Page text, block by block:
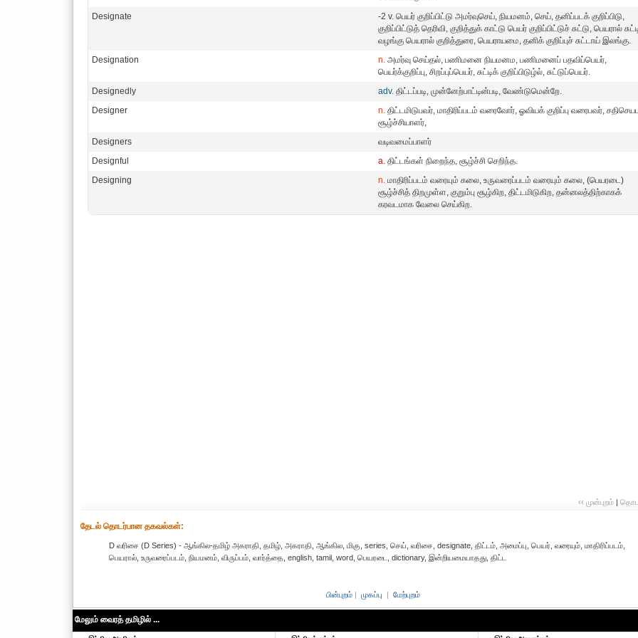
Designate
-2 v. பெயர் குறிப்பிட்டு அமர்வுசெய், நியமனம், செய், தனிப்படக் குறிப்பிடு,
குறிப்பிட்டுத் தெரிவி, குறித்துக் காட்டு பெயர் குறிப்பிட்டுச் சுட்டு, பெயரால்
வழங்கு பெயரால் குறித்துரை, பெயராயமை, தனிக் குறிப்புச் சுட்டாய் இலங்கு.
Designation
n. அமர்வு செய்தல், பணிமனை நியமனம, பணிமனைப் பதவிப்பெயர்,
பெயர்க்குறிப்பு, சிறப்புப்பெயர், சுட்டிக் குறிப்பிடுழ்ல், சுட்டுப்பெயர்.
Designedly
adv. திட்டப்படி, முன்னேற்பாட்டின்படி, வேண்டுமென்றே.
Designer
n. திட்டமிடுபவர், மாதிரிப்படம் வரைவோர், ஓவியக் குறிப்பு வரைபவர்,
சூழ்ச்சியாளர்,
Designers
வடிவமைப்பாளர்
Designful
a. திட்டங்கள் நிறைந்த, சூழ்ச்சி செறிந்த.
Designing
n. மாதிரிப்படம் வரையும் கலை, உருவரைப்படம் வரையும் கலை, (பெயரடை)
சூழ்ச்சித் திறமுள்ள, குறும்பு சூழ்கிற, திட்டமிடுகிற, தன்னலத்திற்காகக்
கரவடமாக வேலை செய்கிற.
‹‹ முன்புறம் |
தேட‌ல் தொட‌ர்பான தகவ‌ல்க‌ள்:
D வரிசை (D Series) - ஆங்கில-தமிழ் அகராதி, தமிழ், அகராதி, ஆங்கில, மிகு, series, செய், வரிசை, designate, திட்டம், அமைப்பு, பெயர், வரையும், மாதிரிப்படம்,
பெயரால், உருவரைப்படம், நியமனம், விருப்பம், வார்த்தை, english, tamil, word, பெயரடை, dictionary, இன்றியமையாதது, திட்ட
பின்புறம் | முகப்பு | மேற்புறம்
மேலும் வைரத் தமிழில் ...